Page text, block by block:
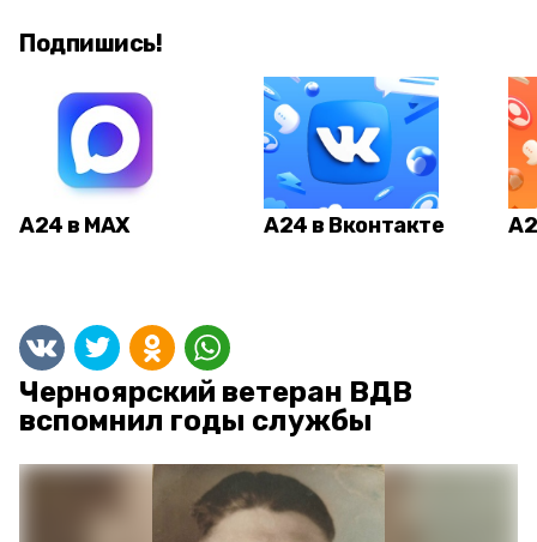
Подпишись!
А24 в MAX А24 в Вконтакте
Черноярский ветеран ВДВ
вспомнил годы службы